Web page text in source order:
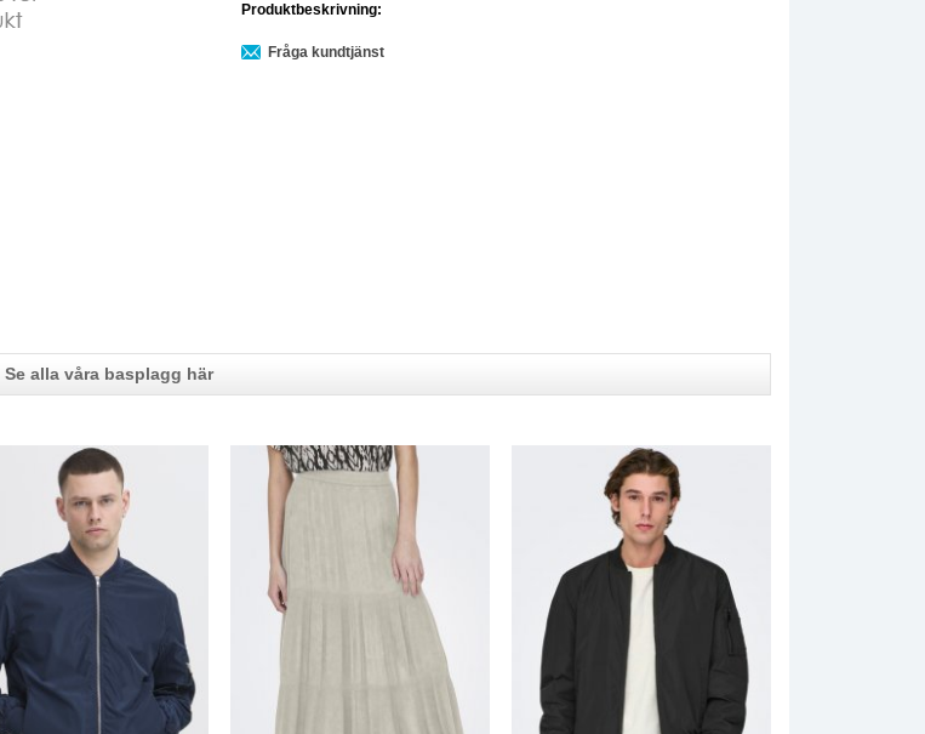
Produktbeskrivning:
Fråga kundtjänst
Se alla våra basplagg här